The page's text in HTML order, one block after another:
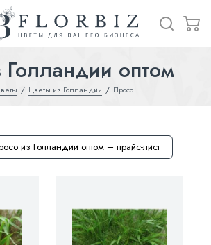
оптом
Цветы из Голландии Просо
из Голландии оптом – прайс-лист